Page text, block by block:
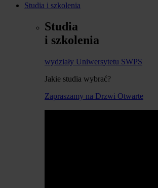
Studia i szkolenia
Studia
i szkolenia
wydziały Uniwersytetu SWPS
Jakie studia wybrać?
Zapraszamy na Drzwi Otwarte